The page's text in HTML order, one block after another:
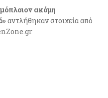
ακόμη
αντλήθηκαν στοιχεία από